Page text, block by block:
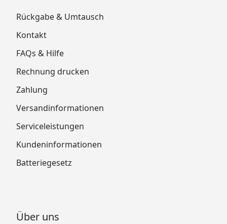
Rückgabe & Umtausch
Kontakt
FAQs & Hilfe
Rechnung drucken
Zahlung
Versandinformationen
Serviceleistungen
Kundeninformationen
Batteriegesetz
Über uns